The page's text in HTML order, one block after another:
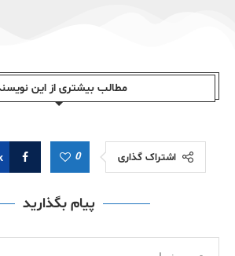
مطالب بیشتری از این
اشتراک گذاری 0
پیام بگذارید